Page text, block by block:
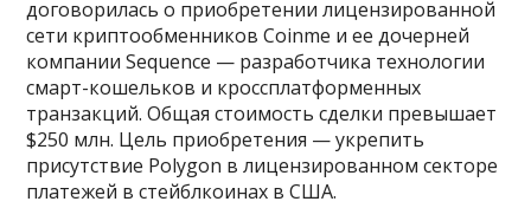
договорилась о приобретении лицензированной
сети криптообменников Coinme и ее дочерней
компании Sequence — разработчика технологии
смарт-кошельков и кроссплатформенных
транзакций. Общая стоимость сделки превышает
$250 млн. Цель приобретения — укрепить
присутствие Polygon в лицензированном секторе
платежей в стейблкоинах в США.